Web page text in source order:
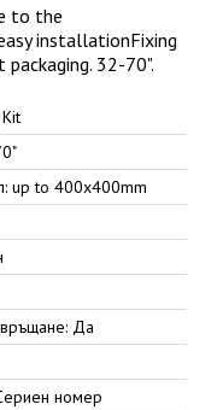
to the
installationFixing
32-70".
up to 400x400mm
Да
номер